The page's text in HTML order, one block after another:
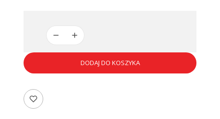
DODAJ DO KOSZYKA